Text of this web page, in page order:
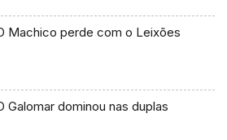
Machico perde com o Leixões
Galomar dominou nas duplas